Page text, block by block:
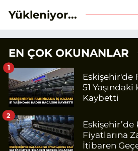
Yükleniyor...
EN ÇOK OKUNANLAR
Eskişehir'de
51 Yaşındaki
Kaybetti
1
Eskişehir’de
Fiyatlarına
İtibaren
2